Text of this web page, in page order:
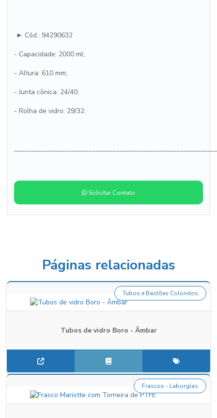
► Cód.: 94290632
- Capacidade: 2000 ml;
- Altura: 610 mm;
- Junta cônica: 24/40;
- Rolha de vidro: 29/32.
Solicitar Contato
Páginas relacionadas
Tubos de vidro Boro - Âmbar
Tubos e Bastões Coloridos
Frascos - Laborglas